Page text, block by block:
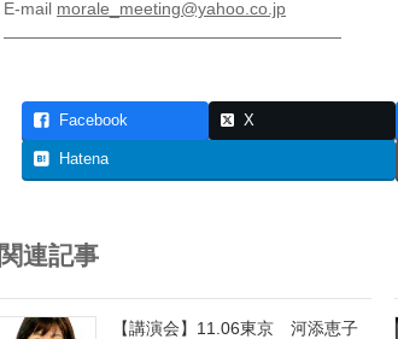
E-mail morale_meeting@yahoo.co.jp
————————————————————
Facebook X
Hatena
関連記事
【講演会】11.06東京 河添恵子